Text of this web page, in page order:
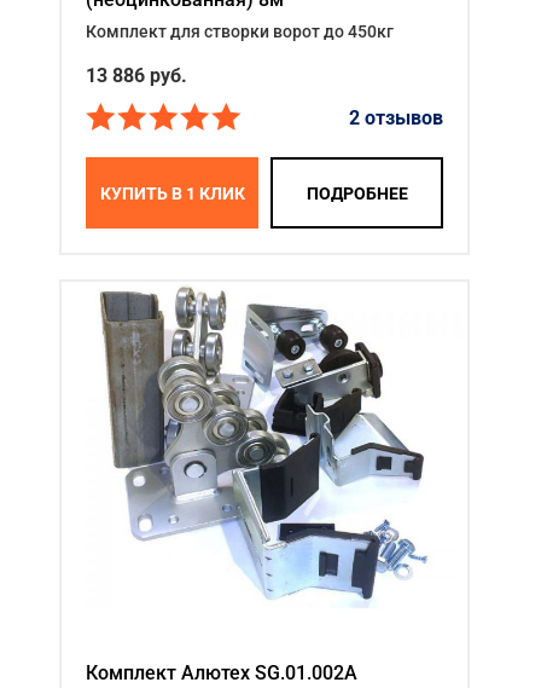
Комплект для створки ворот до 450кг
13 886 руб.
2 отзывов
КУПИТЬ В 1 КЛИК ПОДРОБНЕЕ
Комплект Алютех SG.01.002A